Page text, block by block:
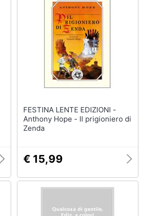
FESTINA LENTE EDIZIONI -
Anthony Hope - Il prigioniero di
Zenda
€ 15,99